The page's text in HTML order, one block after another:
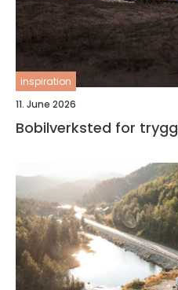
inspiration
11. June 2026
Bobilverksted for